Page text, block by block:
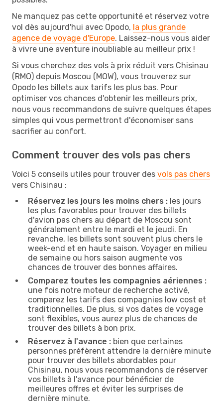
Ne manquez pas cette opportunité et réservez votre
vol dès aujourd'hui avec Opodo, la plus grande
agence de voyage d'Europe. Laissez-nous vous aider
à vivre une aventure inoubliable au meilleur prix !
Si vous cherchez des vols à prix réduit vers Chisinau
(RMO) depuis Moscou (MOW), vous trouverez sur
Opodo les billets aux tarifs les plus bas. Pour
optimiser vos chances d'obtenir les meilleurs prix,
nous vous recommandons de suivre quelques étapes
simples qui vous permettront d'économiser sans
sacrifier au confort.
Comment trouver des vols pas chers
Voici 5 conseils utiles pour trouver des vols pas chers
vers Chisinau :
Réservez les jours les moins chers : les jours
les plus favorables pour trouver des billets
d'avion pas chers au départ de Moscou sont
généralement entre le mardi et le jeudi. En
revanche, les billets sont souvent plus chers le
week-end et en haute saison. Voyager en milieu
de semaine ou hors saison augmente vos
chances de trouver des bonnes affaires.
Comparez toutes les compagnies aériennes :
une fois notre moteur de recherche activé,
comparez les tarifs des compagnies low cost et
traditionnelles. De plus, si vos dates de voyage
sont flexibles, vous aurez plus de chances de
trouver des billets à bon prix.
Réservez à l'avance : bien que certaines
personnes préfèrent attendre la dernière minute
pour trouver des billets abordables pour
Chisinau, nous vous recommandons de réserver
vos billets à l'avance pour bénéficier de
meilleures offres et éviter les surprises de
dernière minute.